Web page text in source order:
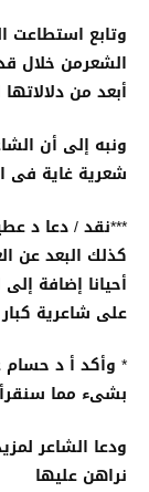
وتابع استطاعت
الشعرمن خلال
أبعد من
ونبه إلى أن
شعرية غاية فى
***نقد / دعا د
كذلك البعد عن
أحيانا إضافة
على شاعرية
* وأكد أ د
بشىء مما
ودعا الشاعر
نراهن عليها